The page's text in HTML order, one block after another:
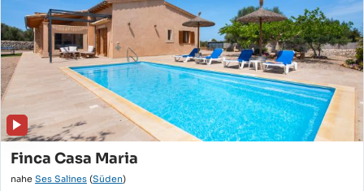
Finca Casa Maria
nahe Ses Salines (Süden)